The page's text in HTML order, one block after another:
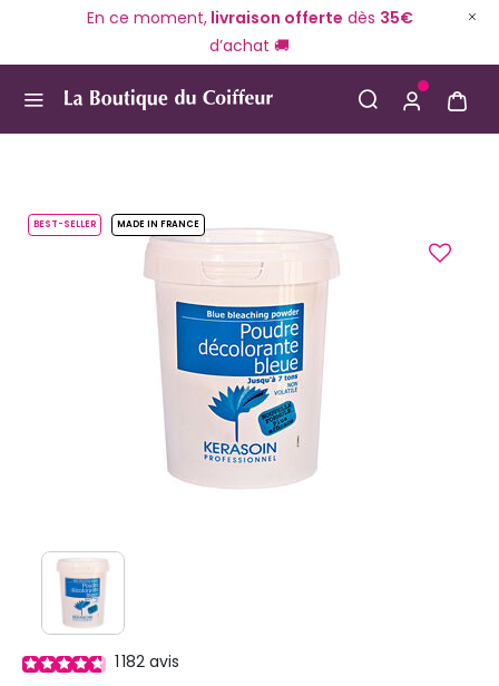
En ce moment,livraison offerte dès 35€
d’achat 🚚
BEST-SELLER MADE IN FRANCE
1 182 avis